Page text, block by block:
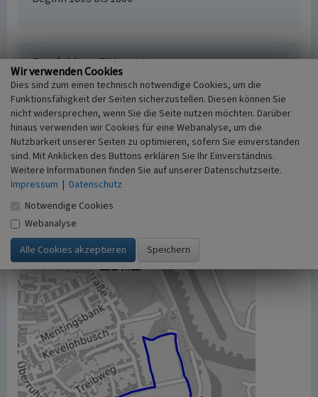
Empfohlene Zitierweise
Urheberrechtlicher Hinweis
Der hier präsentierte Inhalt ist urheberrechtlich
geschützt. Die angezeigten Medien unterliegen
möglicherweise zusätzlichen urheberrechtlichen
Bedingungen, die an diesen ausgewiesen sind.
Empfohlene Zitierweise
„Ackerstandort „Heide“ in Überruhr-Hinsel”. In:
KuLaDig, Kultur.Landschaft.Digital. URL:
https://www.kuladig.de/Objektansicht/A-KL-
20090629-0002
Wir verwenden Cookies
Dies sind zum einen technisch notwendige Cookies, um die
Funktionsfähigkeit der Seiten sicherzustellen. Diesen können Sie
nicht widersprechen, wenn Sie die Seite nutzen möchten. Darüber
hinaus verwenden wir Cookies für eine Webanalyse, um die
Nutzbarkeit unserer Seiten zu optimieren, sofern Sie einverstanden
sind. Mit Anklicken des Buttons erklären Sie Ihr Einverständnis.
Weitere Informationen finden Sie auf unserer Datenschutzseite.
Impressum | Datenschutz
Notwendige Cookies
Webanalyse